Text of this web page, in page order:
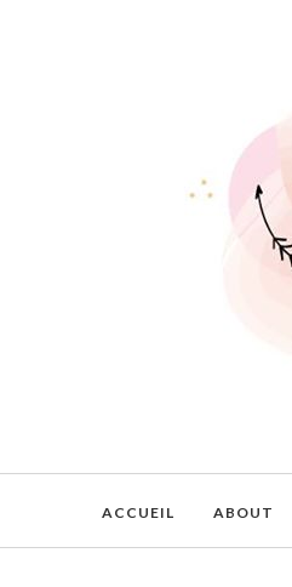
ACCUEIL ABOUT